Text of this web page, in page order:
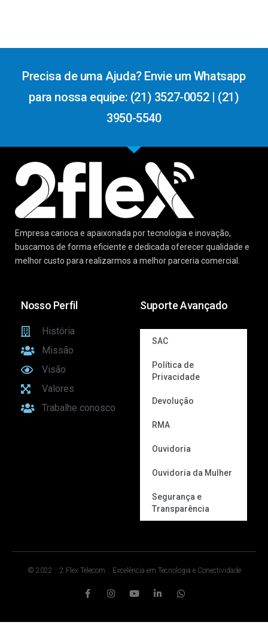
Precisa de uma Ajuda? Envie um Whatsapp
para nossa equipe: (21) 3527-0052 | (21)
3950-5540
Empresa carioca e apaixonada por tecnologia e inovação,
buscamos de forma eficiente e dedicada oferecer qualidade e
melhor custo para realizarmos a melhor parceria comercial.
Nosso Perfil
História
Missão
Visão
Valores
Trabalhe conosco
Suporte Avançado
SAC
Política de
Privacidade
Devolução
RMA
Ouvidoria
Ouvidoria da Mulher
Segurança e
Transparência
© 2022 :: 2 Flex Telecom :: Excelência em Tecnologia e Conectividade